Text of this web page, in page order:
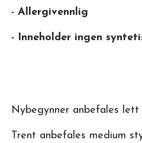
- Allergivennlig
- Inneholder ingen
Nybegynner anbefales
Trent anbefales medium